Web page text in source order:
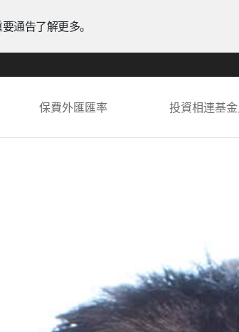
通告了解更多。
保費外匯匯率 投資相連基金